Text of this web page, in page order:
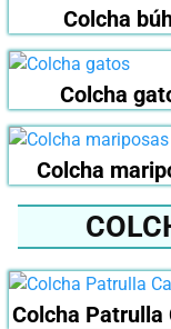
Colcha
Colcha
Colcha
Colcha Patrulla